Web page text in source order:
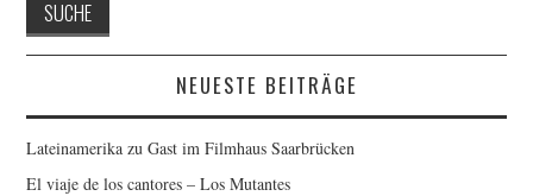
NEUESTE BEITRÄGE
Lateinamerika zu Gast im Filmhaus Saarbrücken
El viaje de los cantores – Los Mutantes